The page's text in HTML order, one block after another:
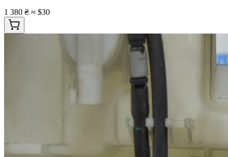
1 380 ₴ ≈ $30